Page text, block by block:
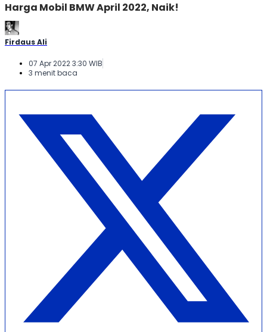
Harga Mobil BMW April 2022, Naik!
Firdaus Ali
07 Apr 2022 3:30 WIB
3 menit baca